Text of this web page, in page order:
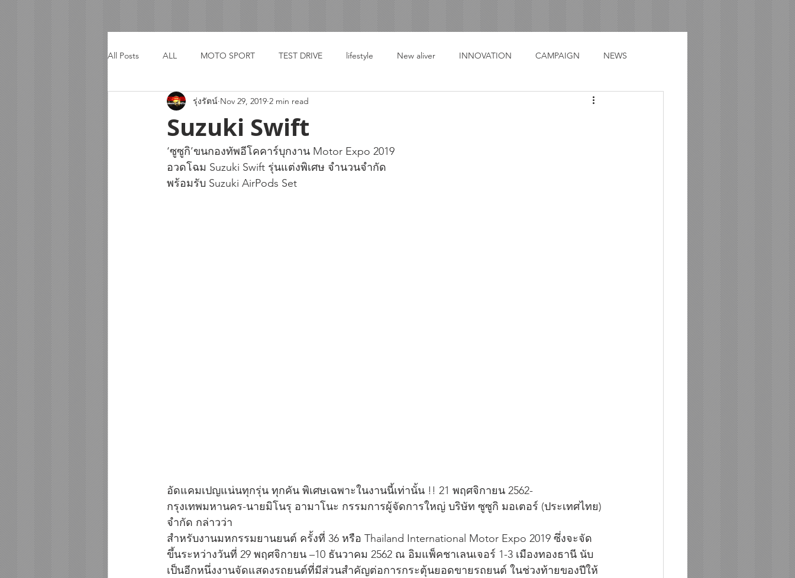
All Posts ALL MOTO SPORT TEST DRIVE lifestyle New aliver INNOVATION CAMPAIGN NEWS
TRIP
Suzuki Swift
รุ่งรัตน์ Nov 29, 2019 2 min read
‘ซูซูกิ’ขนกองทัพอีโคคาร์บุกงาน Motor Expo 2019
อวดโฉม Suzuki Swift รุ่นแต่งพิเศษ จำนวนจำกัด
พร้อมรับ Suzuki AirPods Set
อัดแคมเปญแน่นทุกรุ่น ทุกคัน พิเศษเฉพาะในงานนี้เท่านั้น !! 21 พฤศจิกายน 2562-
กรุงเทพมหานคร-นายมิโนรุ อามาโนะ กรรมการผู้จัดการใหญ่ บริษัท ซูซูกิ มอเตอร์ (ประเทศไทย)
จำกัด กล่าวว่า
สำหรับงานมหกรรมยานยนต์ ครั้งที่ 36 หรือ Thailand International Motor Expo 2019 ซึ่งจะจัด
ขึ้นระหว่างวันที่ 29 พฤศจิกายน –10 ธันวาคม 2562 ณ อิมแพ็คชาเลนเจอร์ 1-3 เมืองทองธานี นับ
เป็นอีกหนึ่งงานจัดแสดงรถยนต์ที่มีส่วนสำคัญต่อการกระตุ้นยอดขายรถยนต์ ในช่วงท้ายของปีให้